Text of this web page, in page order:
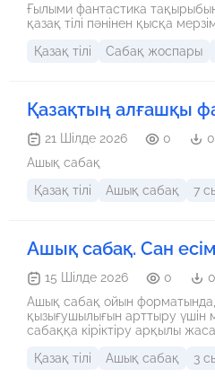
Ғылыми фантастика
қазақ тілі пәнінен қысқа
Қазақ тілі
Сабақ жоспары
Қазақтың алғашқы
21 Шілде 2026 0
0
Ашық сабақ
Қазақ тілі
Ашық сабақ 7
Ашық сабақ. Сан
15 Шілде 2026 0
0
Ашық сабақ ойын
қызығушылығын арттыру үшін
сабаққа кіріктіру арқылы
Қазақ тілі
Ашық сабақ 3